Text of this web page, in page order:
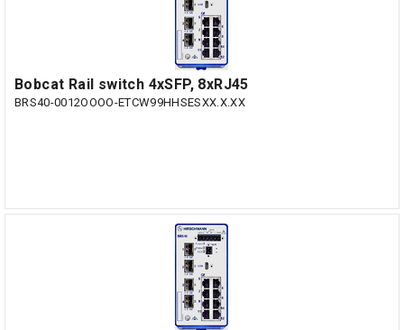
Bobcat Rail switch 4xSFP, 8xRJ45
BRS40-0012OOOO-ETCW99HHSESXX.X.XX